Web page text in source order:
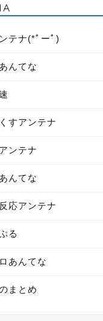
テナ(*ﾟーﾟ)
んてな
すアンテナ
ンテナ
んてな
応アンテナ
る
あんてな
まとめ